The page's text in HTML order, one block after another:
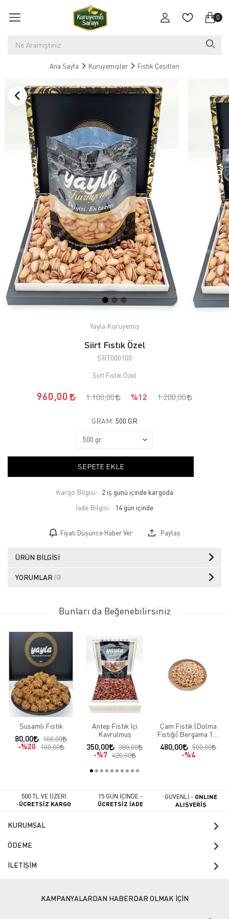
0
Ana Sayfa Kuruyemişler Fıstık Çeşitleri
Yayla Kuruyemiş
Siirt Fıstık Özel
SRT000100
Siirt Fıstık Özel
960,00 1.100,00 %12 1.200,00
GRAM: 500 GR
SEPETE EKLE
Kargo Bilgisi: 2 iş günü içinde kargoda
İade Bilgisi:
Fiyatı Düşünce Haber Ver Paylaş
ÜRÜN BILGISI
YORUMLAR (0)
Bunları da Beğenebilirsiniz
Susamlı Fıstık
80,00
100,00
%20 100,00
Antep Fıstık İçi
Kavrulmuş
350,00
380,00
%7 420,00
Çam Fıstık (Dolma
Fıstığı) Bergama 100
gr
480,00
500,00
%4
500 TL VE ÜZERİ
-ÜCRETSİZ KARGO
15 GÜN İÇİNDE -
ÜCRETSİZ İADE
GÜVENLİ - ONLINE
ALIŞVERİŞ
KURUMSAL
ÖDEME
İLETİŞİM
KAMPANYALARDAN HABERDAR OLMAK İÇİN